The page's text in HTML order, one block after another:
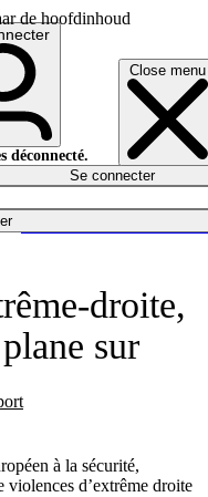
de hoofdinhoud
Close menu
déconnecté.
Se connecter
droite,
sur
à la sécurité,
violences d’extrême droite